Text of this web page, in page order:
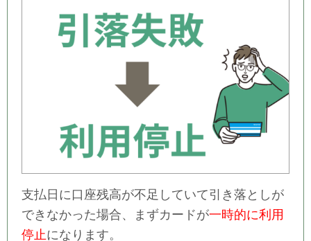
支払日に口座残高が不足していて引き落としが
できなかった場合、まずカードが一時的に利用
停止になります。